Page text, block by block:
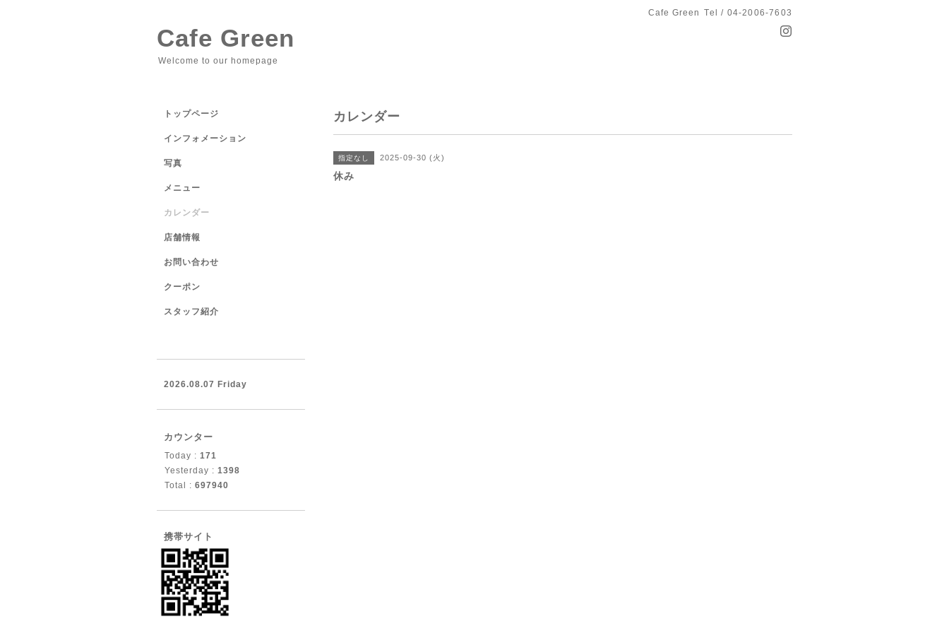
Cafe Green Tel / 04-2006-7603
Cafe Green
Welcome to our homepage
カレンダー
指定なし 2025-09-30 (火)
休み
トップページ
インフォメーション
写真
メニュー
カレンダー
店舗情報
お問い合わせ
クーポン
スタッフ紹介
2026.08.07 Friday
カウンター
Today : 171
Yesterday : 1398
Total : 697940
携帯サイト